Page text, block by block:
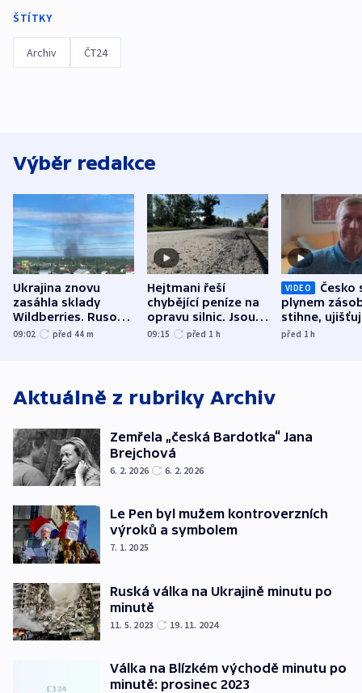
ŠTÍTKY
Archiv ČT24
Výběr redakce
Ukrajina znovu
zasáhla sklady
Wildberries. Rusové
útočili v Charkovské
09:02 před 44 m
Hejtmani řeší
chybějící peníze na
opravu silnic. Jsou
nenárokové, namítá
09:15 před 1 h
VIDEO
Česko
plynem
stihne,
expert.
před 1h
Aktuálně z rubriky Archiv
Zemřela „česká Bardotka“ Jana
Brejchová
6. 2. 2026 6. 2. 2026
Le Pen byl mužem kontroverzních
výroků a symbolem
7. 1. 2025
Ruská válka na Ukrajině minutu po
minutě
11. 5. 2023 19. 11. 2024
Válka na Blízkém východě minutu po
minutě: prosinec 2023